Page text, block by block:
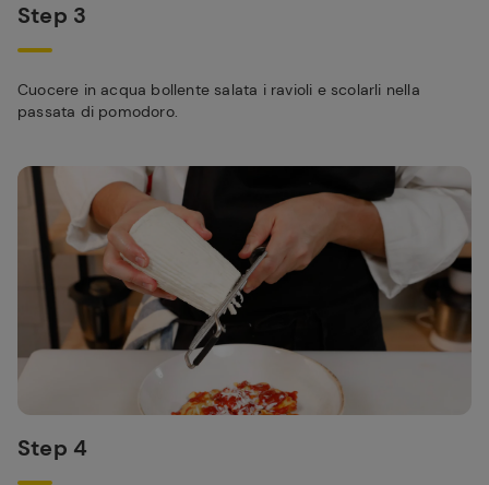
Step 3
Cuocere in acqua bollente salata i ravioli e scolarli nella
passata di pomodoro.
Step 4